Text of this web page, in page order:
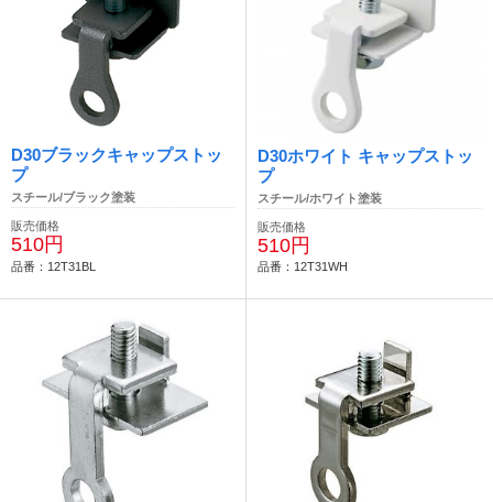
D30ブラックキャップストッ
プ
スチール/ブラック塗装
販売価格
510円
品番：12T31BL
D30ホワイト キャップストッ
プ
スチール/ホワイト塗装
販売価格
510円
品番：12T31WH